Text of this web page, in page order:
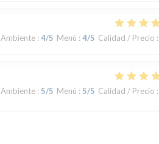
Ambiente: 4/5 Menú : 4/5 Calidad / Precio :
Ambiente: 5/5 Menú : 5/5 Calidad / Precio :